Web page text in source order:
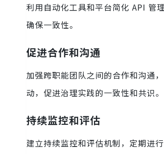
利用自动化工具和平台简化 API 管
确保一致性。
促进合作和沟通
加强跨职能团队之间的合作和沟通
动，促进治理实践的一致性和共识。
持续监控和评估
建立持续监控和评估机制，定期进